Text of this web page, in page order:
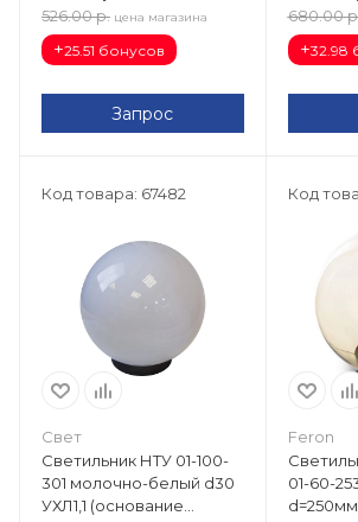
526.00 р. цена магазина
+25.51 бонусов
Запрос
680.00
+32.98
Код товара: 67482
Свет
Светильник НТУ 01-100-
301 молочно-белый d30
УХЛ1,1 (основание
Код
Feron
01-60-
d=250мм